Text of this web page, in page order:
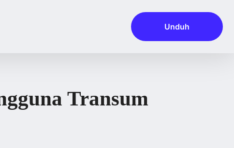
Unduh
Transum